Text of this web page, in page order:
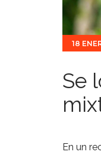
18
Se
En un